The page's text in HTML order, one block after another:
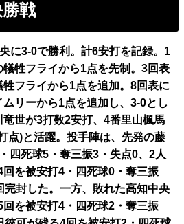
戦
に3-0で勝利。計6安打を記録。1
犠牲フライから1点を先制。3回表
フライから1点を追加。8回表に
リーから1点を追加し、3-0とし
世が3打数2安打、4番里山楓馬
点)と活躍。投手陣は、先発の藤
四死球5・奪三振3・失点0、2人
回を被安打4・四死球0・奪三振
完封した。一方、敗れた高知中央
を被安打4・四死球2・奪三振